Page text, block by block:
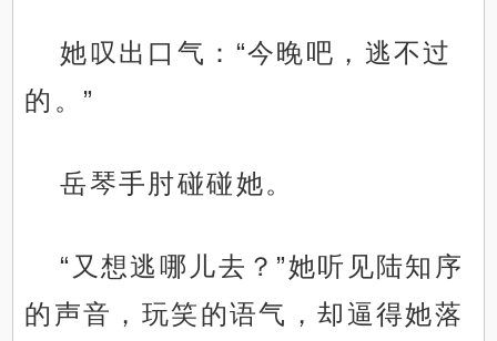
她叹出口气：“今晚吧，逃不过
的。”
岳琴手肘碰碰她。
“又想逃哪儿去？”她听见陆知序
的声音，玩笑的语气，却逼得她落